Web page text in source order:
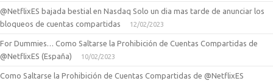
@NetflixES bajada bestial en Nasdaq Solo un dia mas tarde de anunciar los
bloqueos de cuentas compartidas
12/02/2023
For Dummies… Como Saltarse la Prohibición de Cuentas Compartidas de
@NetflixES (España)
10/02/2023
Como Saltarse la Prohibición de Cuentas Compartidas de @NetflixES